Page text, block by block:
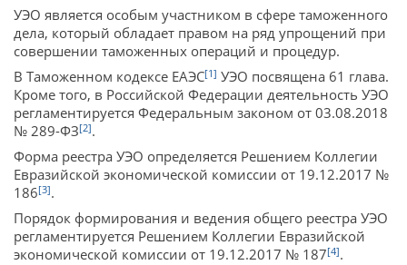
УЭО является особым участником в сфере таможенного
дела, который обладает правом на ряд упрощений при
совершении таможенных операций и процедур.
В Таможенном кодексе ЕАЭС[1] УЭО посвящена 61 глава.
Кроме того, в Российской Федерации деятельность УЭО
регламентируется Федеральным законом от 03.08.2018
№ 289-ФЗ[2].
Форма реестра УЭО определяется Решением Коллегии
Евразийской экономической комиссии от 19.12.2017 №
186[3].
Порядок формирования и ведения общего реестра УЭО
регламентируется Решением Коллегии Евразийской
экономической комиссии от 19.12.2017 № 187[4].